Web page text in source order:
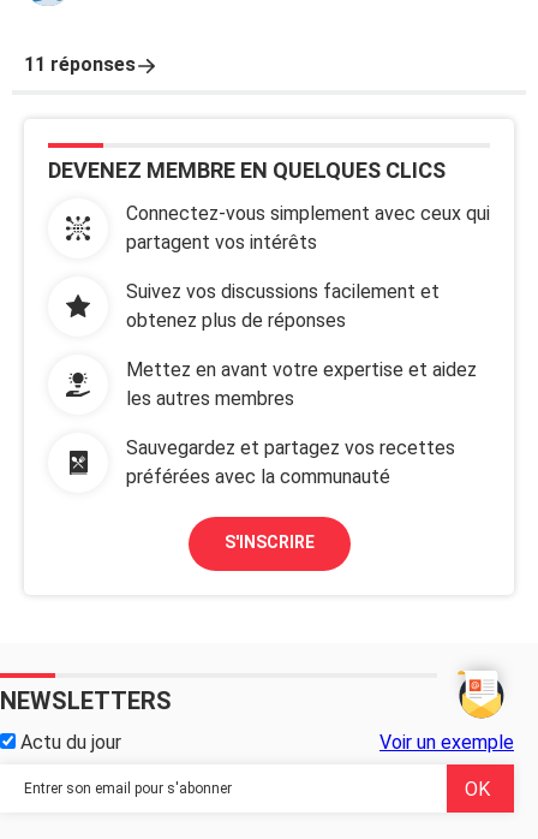
11 réponses
DEVENEZ MEMBRE EN QUELQUES CLICS
Connectez-vous simplement avec ceux qui
partagent vos intérêts
Suivez vos discussions facilement et
obtenez plus de réponses
Mettez en avant votre expertise et aidez
les autres membres
Sauvegardez et partagez vos recettes
préférées avec la communauté
S'INSCRIRE
NEWSLETTERS
Actu du jour Voir un exemple